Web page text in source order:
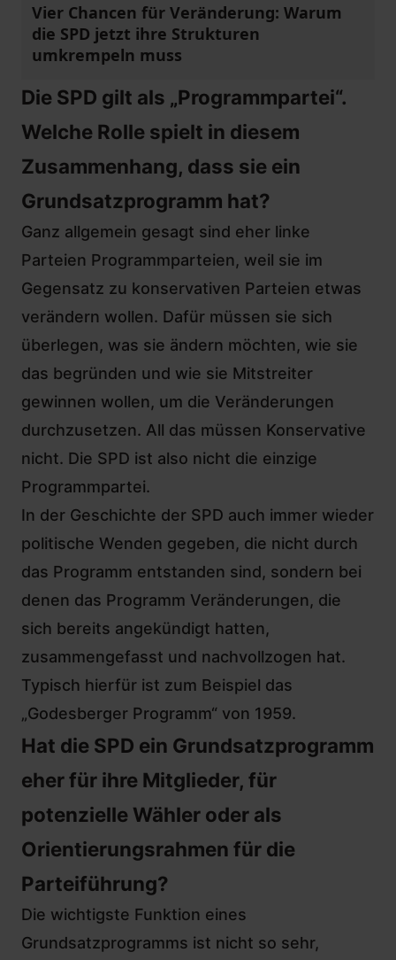
Vier Chancen für Veränderung: Warum
die SPD jetzt ihre Strukturen
umkrempeln muss
Die SPD gilt als „Programmpartei“.
Welche Rolle spielt in diesem
Zusammenhang, dass sie ein
Grundsatzprogramm hat?
Ganz allgemein gesagt sind eher linke
Parteien Programmparteien, weil sie im
Gegensatz zu konservativen Parteien etwas
verändern wollen. Dafür müssen sie sich
überlegen, was sie ändern möchten, wie sie
das begründen und wie sie Mitstreiter
gewinnen wollen, um die Veränderungen
durchzusetzen. All das müssen Konservative
nicht. Die SPD ist also nicht die einzige
Programmpartei.
In der Geschichte der SPD auch immer wieder
politische Wenden gegeben, die nicht durch
das Programm entstanden sind, sondern bei
denen das Programm Veränderungen, die
sich bereits angekündigt hatten,
zusammengefasst und nachvollzogen hat.
Typisch hierfür ist zum Beispiel das
„Godesberger Programm“ von 1959.
Hat die SPD ein Grundsatzprogramm
eher für ihre Mitglieder, für
potenzielle Wähler oder als
Orientierungsrahmen für die
Parteiführung?
Die wichtigste Funktion eines
Grundsatzprogramms ist nicht so sehr,